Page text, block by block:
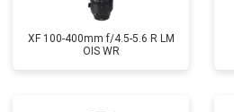
XF 100-400mm f/4.5-5.6 R LM
OIS WR